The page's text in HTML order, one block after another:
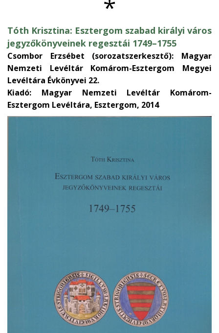
*
Tóth Krisztina: Esztergom szabad királyi város
jegyzőkönyveinek regesztái 1749–1755
Csombor Erzsébet (sorozatszerkesztő): Magyar
Nemzeti Levéltár Komárom-Esztergom Megyei
Levéltára Évkönyvei 22.
Kiadó: Magyar Nemzeti Levéltár Komárom-
Esztergom Levéltára, Esztergom, 2014